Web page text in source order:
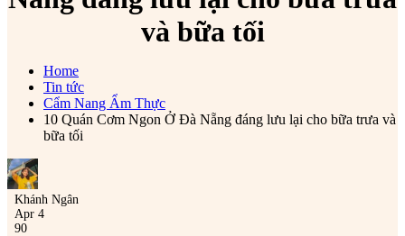
và bữa tối
Home
Tin tức
Cẩm Nang Ẩm Thực
10 Quán Cơm Ngon Ở Đà Nẵng đáng lưu lại cho bữa trưa và
bữa tối
Khánh Ngân
Apr 4
90